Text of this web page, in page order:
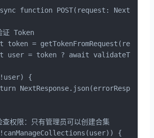
function POST(request:
证 Token
token =
user = token ? await
{
权限：只有管理员可以创建合集
{